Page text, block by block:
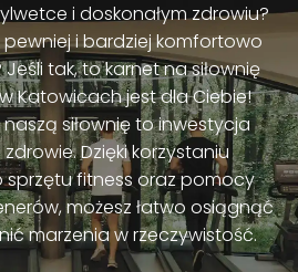
i doskonałym zdrowiu?
i bardziej komfortowo
tak, to karnet na siłownię
Katowicach jest dla Ciebie!
siłownię to inwestycja
Dzięki korzystaniu
fitness oraz pomocy
możesz łatwo osiągnąć
marzenia w rzeczywistość.